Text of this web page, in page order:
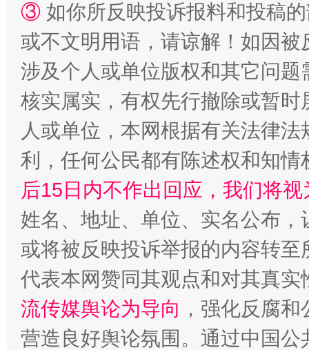
完善运行机制助力责任有效落实 一纸欠
东山县通报“牛蛙产品抗生素超标问题”
③ 如你所反映投诉报料和投稿
或不文明用语，请谅解！如因
涉及个人或单位版权和其它问题
核实属实，有权先行撤除或暂
人或单位，本网根据有关法律
利，任何公民都有陈述权和知情
后15日内不作出回应，我们将
姓名、地址、单位、实名公布
或将被反映投诉举报的内容转
代表本网赞同其观点和对其真实
流传媒舆论为导向 ，强化反腐
营造良好舆论氛围。通过中国